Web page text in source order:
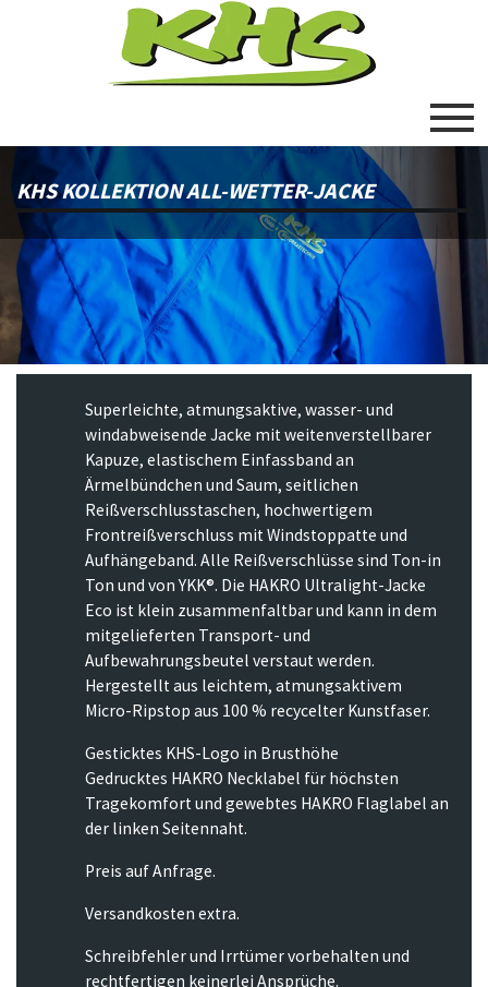
KHS KOLLEKTION ALL-WETTER-JACKE
Superleichte, atmungsaktive, wasser- und
windabweisende Jacke mit weitenverstellbarer
Kapuze, elastischem Einfassband an
Ärmelbündchen und Saum, seitlichen
Reißverschlusstaschen, hochwertigem
Frontreißverschluss mit Windstoppatte und
Aufhängeband. Alle Reißverschlüsse sind Ton-in
Ton und von YKK®. Die HAKRO Ultralight-Jacke
Eco ist klein zusammenfaltbar und kann in dem
mitgelieferten Transport- und
Aufbewahrungsbeutel verstaut werden.
Hergestellt aus leichtem, atmungsaktivem
Micro-Ripstop aus 100 % recycelter Kunstfaser.
Gesticktes KHS-Logo in Brusthöhe
Gedrucktes HAKRO Necklabel für höchsten
Tragekomfort und gewebtes HAKRO Flaglabel an
der linken Seitennaht.
Preis auf Anfrage.
Versandkosten extra.
Schreibfehler und Irrtümer vorbehalten und
rechtfertigen keinerlei Ansprüche.